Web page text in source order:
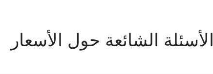
الأسئلة الشائعة حول الأسعار